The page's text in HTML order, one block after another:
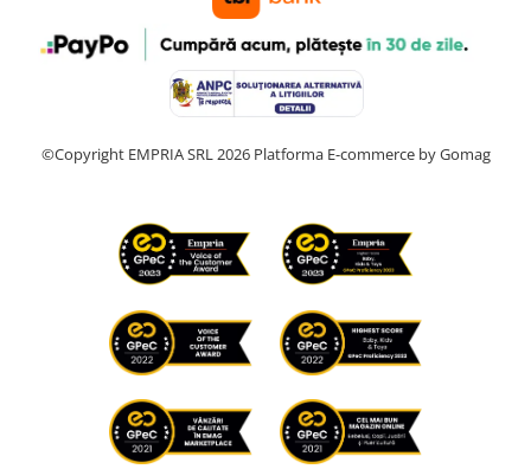
©Copyright EMPRIA SRL 2026 Platforma E-commerce by Gomag